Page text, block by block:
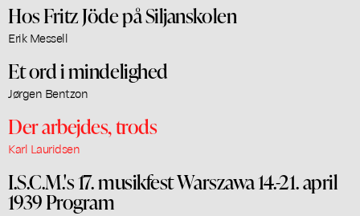
Hos Fritz Jöde på Siljanskolen
Erik Messell
Et ord i mindelighed
Jørgen Bentzon
Der arbejdes, trods
Karl Lauridsen
I.S.C.M.'s 17. musikfest Warszawa 14.-21. april
1939 Program